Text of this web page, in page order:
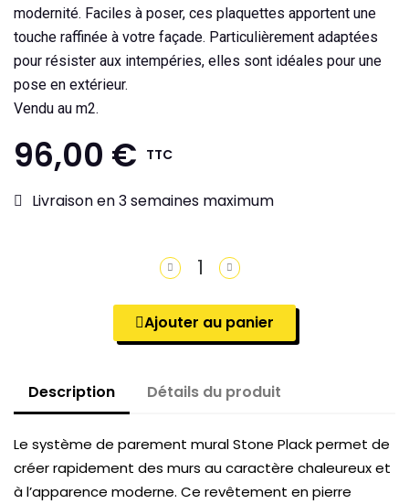
modernité. Faciles à poser, ces plaquettes apportent une
touche raffinée à votre façade. Particulièrement adaptées
pour résister aux intempéries, elles sont idéales pour une
pose en extérieur.
Vendu au m2.
96,00 € TTC
Livraison en 3 semaines maximum
Ajouter au panier
Description Détails du produit
Le système de parement mural Stone Plack permet de
créer rapidement des murs au caractère chaleureux et
à l’apparence moderne. Ce revêtement en pierre